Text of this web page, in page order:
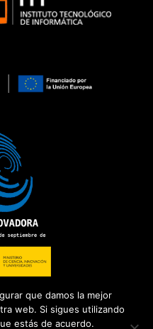
que damos la mejor
web. Si sigues utilizando
estás de acuerdo.